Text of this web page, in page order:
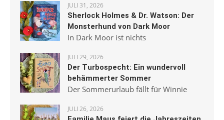
JULI 31, 2026
Sherlock Holmes & Dr. Watson: Der
Monsterhund von Dark Moor
In Dark Moor ist nichts
JULI 29, 2026
Der Turbospecht: Ein wundervoll
behämmerter Sommer
Der Sommerurlaub fällt für Winnie
JULI 26, 2026